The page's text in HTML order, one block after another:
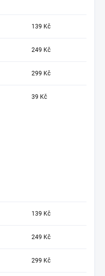
139 Kč
249 Kč
299 Kč
39 Kč
139 Kč
249 Kč
299 Kč